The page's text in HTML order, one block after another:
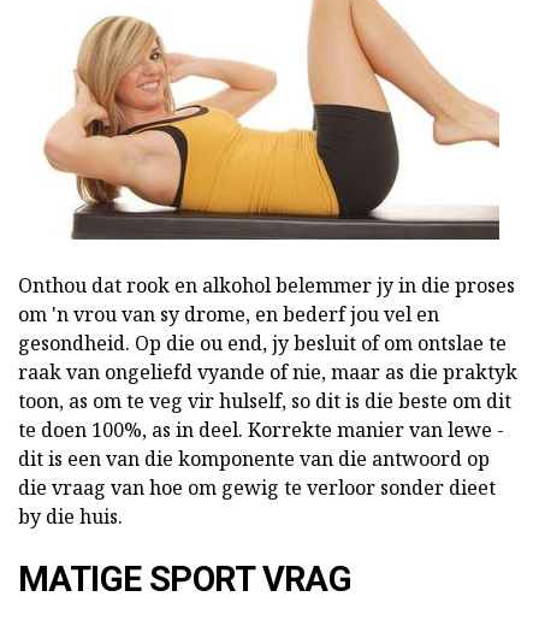
Onthou dat rook en alkohol belemmer jy in die proses
om 'n vrou van sy drome, en bederf jou vel en
gesondheid. Op die ou end, jy besluit of om ontslae te
raak van ongeliefd vyande of nie, maar as die praktyk
toon, as om te veg vir hulself, so dit is die beste om dit
te doen 100%, as in deel. Korrekte manier van lewe -
dit is een van die komponente van die antwoord op
die vraag van hoe om gewig te verloor sonder dieet
by die huis.
MATIGE SPORT VRAG